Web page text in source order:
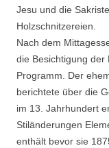
Jesu und die
Holzschnitzereien.
Nach dem
die Besichtigung der
Programm. Der
berichtete über die
im 13. Jahrhundert
Stiländerungen
enthält bevor sie